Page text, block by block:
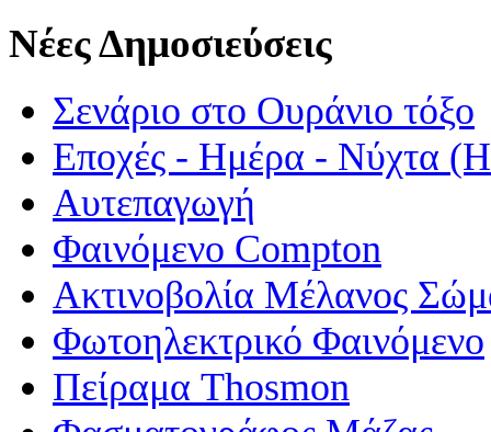
Νέες Δημοσιεύσεις
Σενάριο στο Ουράνιο τόξο
Εποχές - Ημέρα - Νύχτα
Αυτεπαγωγή
Φαινόμενο Compton
Ακτινοβολία Μέλανος
Φωτοηλεκτρικό Φαινόμενο
Πείραμα Thosmon